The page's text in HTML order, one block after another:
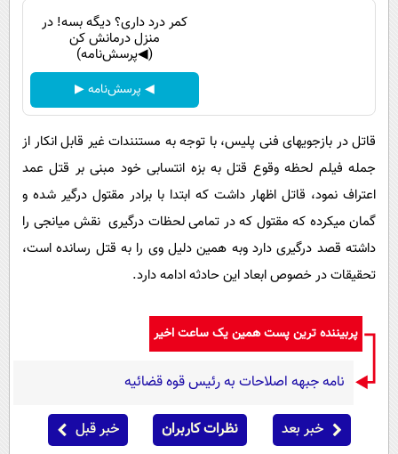
کمر درد داری؟ دیگه بسه! در
منزل درمانش کن
(◀پرسش‌نامه)
◀ پرسش‌نامه ▶
قاتل در بازجویهای فنی پلیس، با توجه به مستنندات غیر قابل انکار از
جمله فیلم لحظه وقوع قتل به بزه انتسابی خود مبنی بر قتل عمد
اعتراف نمود، قاتل اظهار داشت که ابتدا با برادر مقتول درگیر شده و
گمان میکرده که مقتول که در تمامی لحظات درگیری نقش میانجی را
داشته قصد درگیری دارد وبه همین دلیل وی را به قتل رسانده است،
تحقیقات در خصوص ابعاد این حادثه ادامه دارد.
پربیننده ترین پست همین یک ساعت اخیر
نامه جبهه اصلاحات به رئیس قوه قضائیه
خبر بعد نظرات کاربران خبر قبل